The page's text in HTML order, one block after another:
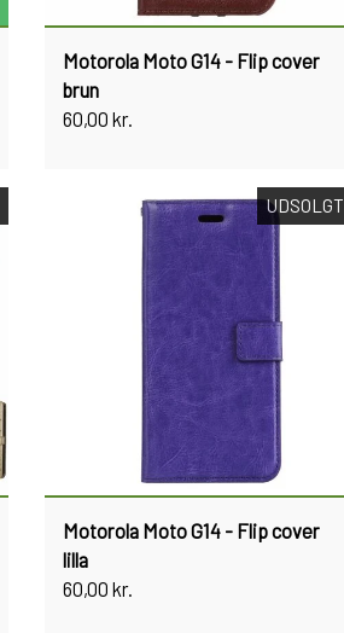
Motorola Moto G14 - Flip cover
brun
60,00 kr.
UDSOLGT
Motorola Moto G14 - Flip cover
lilla
60,00 kr.